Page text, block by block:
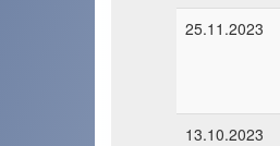
25.11.2023
13.10.2023